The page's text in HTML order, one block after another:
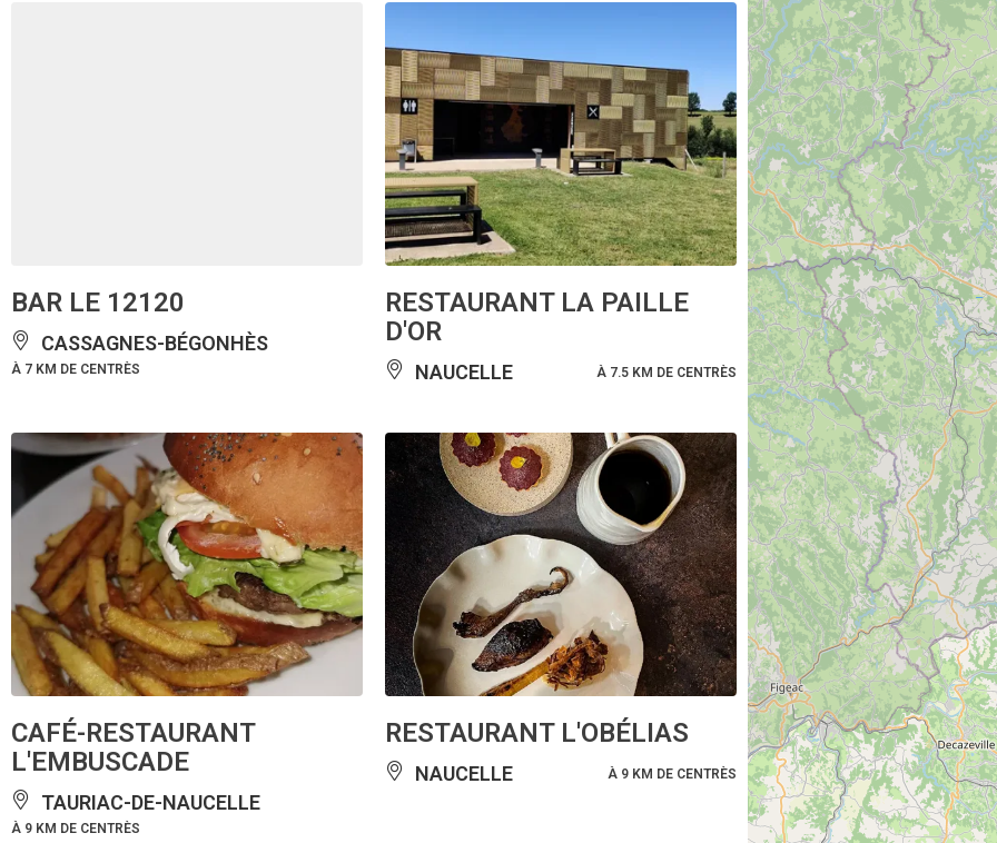
BAR LE 12120
CASSAGNES-BÉGONHÈS
À 7 KM DE CENTRÈS
RESTAURANT LA PAILLE
D'OR
NAUCELLE À 7.5 KM DE CENTRÈS
CAFÉ-RESTAURANT
L'EMBUSCADE
TAURIAC-DE-NAUCELLE
À 9 KM DE CENTRÈS
RESTAURANT L'OBÉLIAS
NAUCELLE À 9 KM DE CENTRÈS